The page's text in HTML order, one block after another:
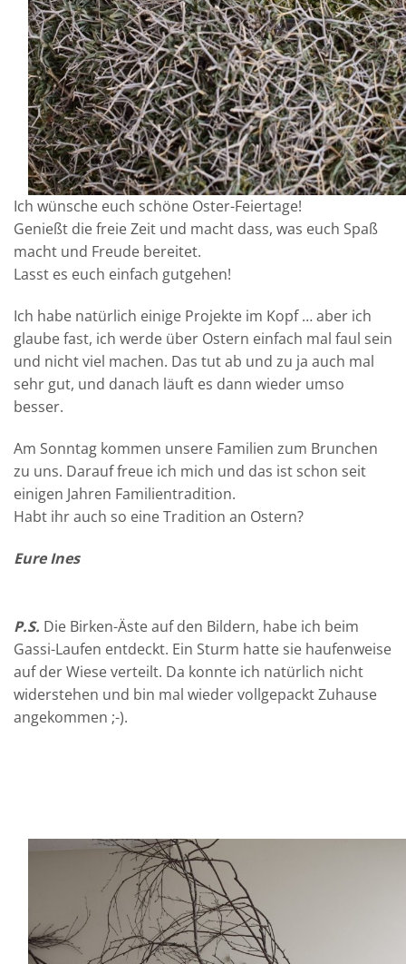
Ich wünsche euch schöne Oster-Feiertage!
Genießt die freie Zeit und macht dass, was euch Spaß
macht und Freude bereitet.
Lasst es euch einfach gutgehen!
Ich habe natürlich einige Projekte im Kopf … aber ich
glaube fast, ich werde über Ostern einfach mal faul sein
und nicht viel machen. Das tut ab und zu ja auch mal
sehr gut, und danach läuft es dann wieder umso
besser.
Am Sonntag kommen unsere Familien zum Brunchen
zu uns. Darauf freue ich mich und das ist schon seit
einigen Jahren Familientradition.
Habt ihr auch so eine Tradition an Ostern?
Eure Ines
P.S. Die Birken-Äste auf den Bildern, habe ich beim
Gassi-Laufen entdeckt. Ein Sturm hatte sie haufenweise
auf der Wiese verteilt. Da konnte ich natürlich nicht
widerstehen und bin mal wieder vollgepackt Zuhause
angekommen ;-).